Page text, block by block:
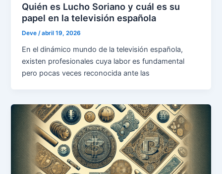
Quién es Lucho Soriano y cuál es su
papel en la televisión española
Deve /abril 19, 2026
En el dinámico mundo de la televisión española,
existen profesionales cuya labor es fundamental
pero pocas veces reconocida ante las